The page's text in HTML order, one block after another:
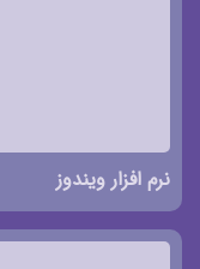
نرم افزار ویندوز